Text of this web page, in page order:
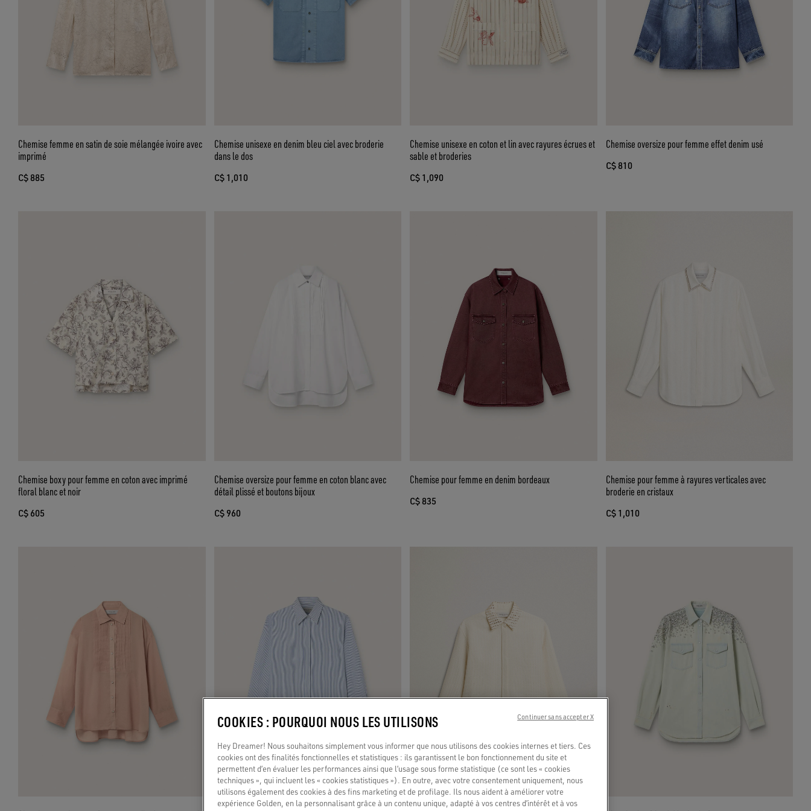
Chemise femme en satin de soie mélangée ivoire avec
imprimé
C$ 885
Chemise unisexe en denim bleu ciel avec broderie
dans le dos
C$ 1,010
Chemise unisexe en coton et lin avec rayures écrues et
sable et broderies
C$ 1,090
Chemise oversize pour femme effet denim usé
C$ 810
Chemise boxy pour femme en coton avec imprimé
floral blanc et noir
C$ 605
Chemise oversize pour femme en coton blanc avec
détail plissé et boutons bijoux
C$ 960
Chemise pour femme en denim bordeaux
C$ 835
Chemise pour femme à rayures verticales avec
broderie en cristaux
C$ 1,010
COOKIES : POURQUOI NOUS LES UTILISONS
Hey Dreamer! Nous souhaitons simplement vous informer que nous utilisons des cookies internes et tiers. Ces
cookies ont des finalités fonctionnelles et statistiques : ils garantissent le bon fonctionnement du site et
permettent d’en évaluer les performances ainsi que l’usage sous forme statistique (ce sont les « cookies
techniques », qui incluent les « cookies statistiques »). En outre, avec votre consentement uniquement, nous
utilisons également des cookies à des fins marketing et de profilage. Ils nous aident à améliorer votre
expérience Golden, en la personnalisant grâce à un contenu unique, adapté à vos centres d’intérêt et à vos
Continuer sans accepter X